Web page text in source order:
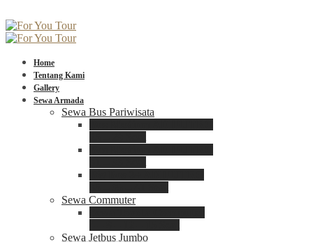
Home
Tentang Kami
Gallery
Sewa Armada
Sewa Bus Pariwisata
Sewa Commuter
Sewa Jetbus Jumbo